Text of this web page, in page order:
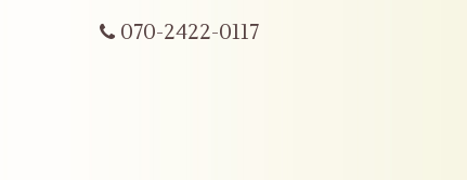
070-2422-0117